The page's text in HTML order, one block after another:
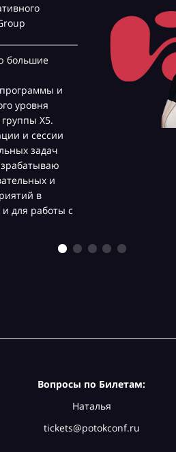
большие
и
уровня
Х5.
и сессии
задач
и
в
для работы с
Вопросы по Билетам:
Наталья
tickets@potokconf.ru